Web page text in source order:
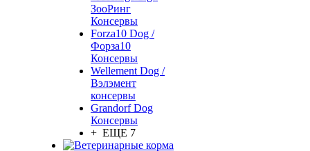
ЗооРинг
Консервы
Forza10 Dog /
Форза10
Консервы
Wellement Dog /
Вэлэмент
консервы
Grandorf Dog
Консервы
+ ЕЩЕ 7